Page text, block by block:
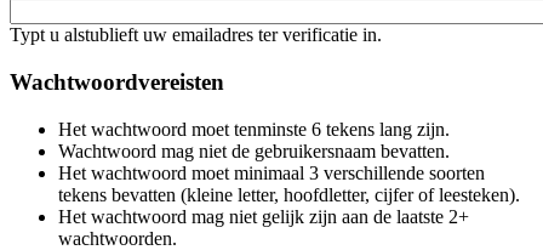
Typt u alstublieft uw emailadres ter verificatie in.
Wachtwoordvereisten
Het wachtwoord moet tenminste 6 tekens lang zijn.
Wachtwoord mag niet de gebruikersnaam bevatten.
Het wachtwoord moet minimaal 3 verschillende soorten
tekens bevatten (kleine letter, hoofdletter, cijfer of leesteken).
Het wachtwoord mag niet gelijk zijn aan de laatste 2+
wachtwoorden.